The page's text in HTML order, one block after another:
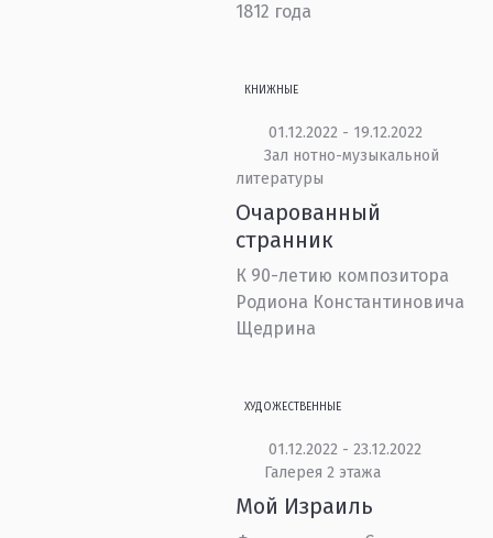
1812 года
КНИЖНЫЕ
01.12.2022 - 19.12.2022
Зал нотно-музыкальной
литературы
Очарованный
странник
К 90-летию композитора
Родиона Константиновича
Щедрина
ХУДОЖЕСТВЕННЫЕ
01.12.2022 - 23.12.2022
Галерея 2 этажа
Мой Израиль